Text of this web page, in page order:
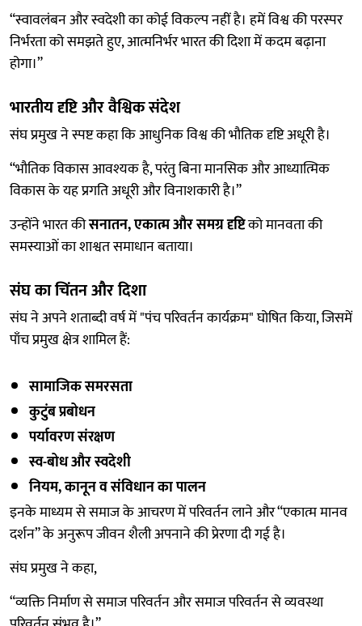
“स्वावलंबन और स्वदेशी का कोई विकल्प नहीं है। हमें विश्व की परस्पर
निर्भरता को समझते हुए, आत्मनिर्भर भारत की दिशा में कदम बढ़ाना
होगा।”
भारतीय दृष्टि और वैश्विक संदेश
संघ प्रमुख ने स्पष्ट कहा कि आधुनिक विश्व की भौतिक दृष्टि अधूरी है।
“भौतिक विकास आवश्यक है, परंतु बिना मानसिक और आध्यात्मिक
विकास के यह प्रगति अधूरी और विनाशकारी है।”
उन्होंने भारत कीसनातन, एकात्म और समग्र दृष्टिको मानवता की
समस्याओं का शाश्वत समाधान बताया।
संघ का चिंतन और दिशा
संघ ने अपने शताब्दी वर्ष में "पंच परिवर्तन कार्यक्रम" घोषित किया, जिसमें
पाँच प्रमुख क्षेत्र शामिल हैं:
सामाजिक समरसता
कुटुंब प्रबोधन
पर्यावरण संरक्षण
स्व-बोध और स्वदेशी
नियम, कानून व संविधान का पालन
इनके माध्यम से समाज के आचरण में परिवर्तन लाने और “एकात्म मानव
दर्शन” के अनुरूप जीवन शैली अपनाने की प्रेरणा दी गई है।
संघ प्रमुख ने कहा,
“व्यक्ति निर्माण से समाज परिवर्तन और समाज परिवर्तन से व्यवस्था